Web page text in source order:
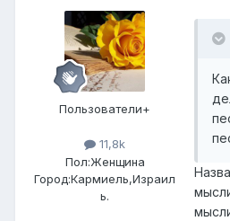
Пользователи+
11,8k
Пол:Женщина
Город:Кармиель,Израил
ь.